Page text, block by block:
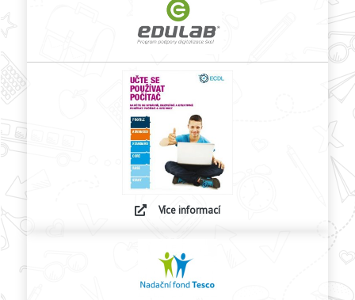
Více informací